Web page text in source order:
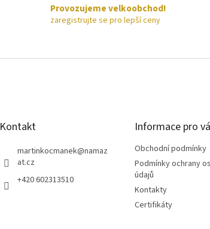
Provozujeme velkoobchod!
zaregistrujte se pro lepší ceny
Kontakt
martinkocmanek@namaz
at.cz
+420 602313510
Informace pro
Obchodní podmínky
Podmínky ochrany
údajů
Kontakty
Certifikáty